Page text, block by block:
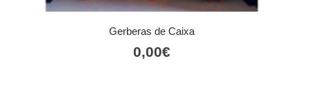
Gerberas de Caixa
0,00€